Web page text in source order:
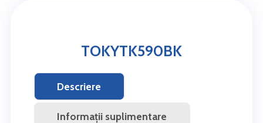
TOKYTK590BK
Descriere
Informații suplimentare